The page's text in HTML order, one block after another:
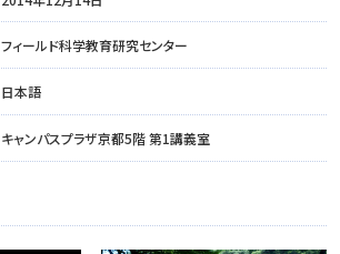
フィールド科学教育研究センター
日本語
キャンパスプラザ京都5階 第1講義室